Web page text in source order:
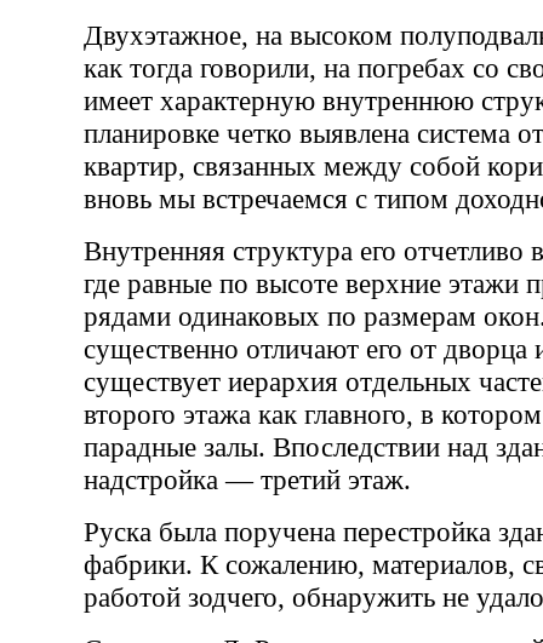
Двухэтажное, на высоком
как тогда говорили, на погребах со
имеет характерную внутреннюю
планировке четко выявлена система
квартир, связанных между собой
вновь мы встречаемся с типом
Внутренняя структура его отчетливо
где равные по высоте верхние этажи
рядами одинаковых по размерам
существенно отличают его от дворца
существует иерархия отдельных
второго этажа как главного, в
парадные залы. Впоследствии над
надстройка — третий этаж.
Руска была поручена перестройка
фабрики. К сожалению, материалов,
работой зодчего, обнаружить не